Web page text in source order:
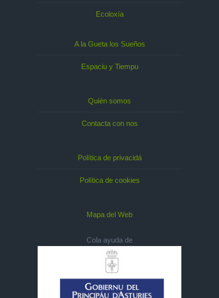
Ecoloxía
A la Gueta los Sueños
Espaciu y Tiempu
Quién somos
Contacta con nos
Política de privacidá
Política de cookies
Mapa del Web
Cola ayuda de